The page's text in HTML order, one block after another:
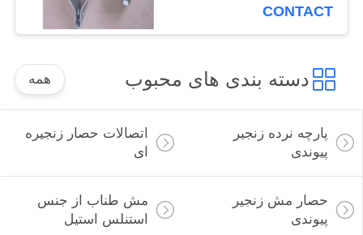
CONTACT
دسته بندی های محبوب همه
پارچه نرده زنجیر
پیوندی
اتصالات حصار زنجیره
ای
حصار مش زنجیر
پیوندی
مش طناب از جنس
استنلس استیل